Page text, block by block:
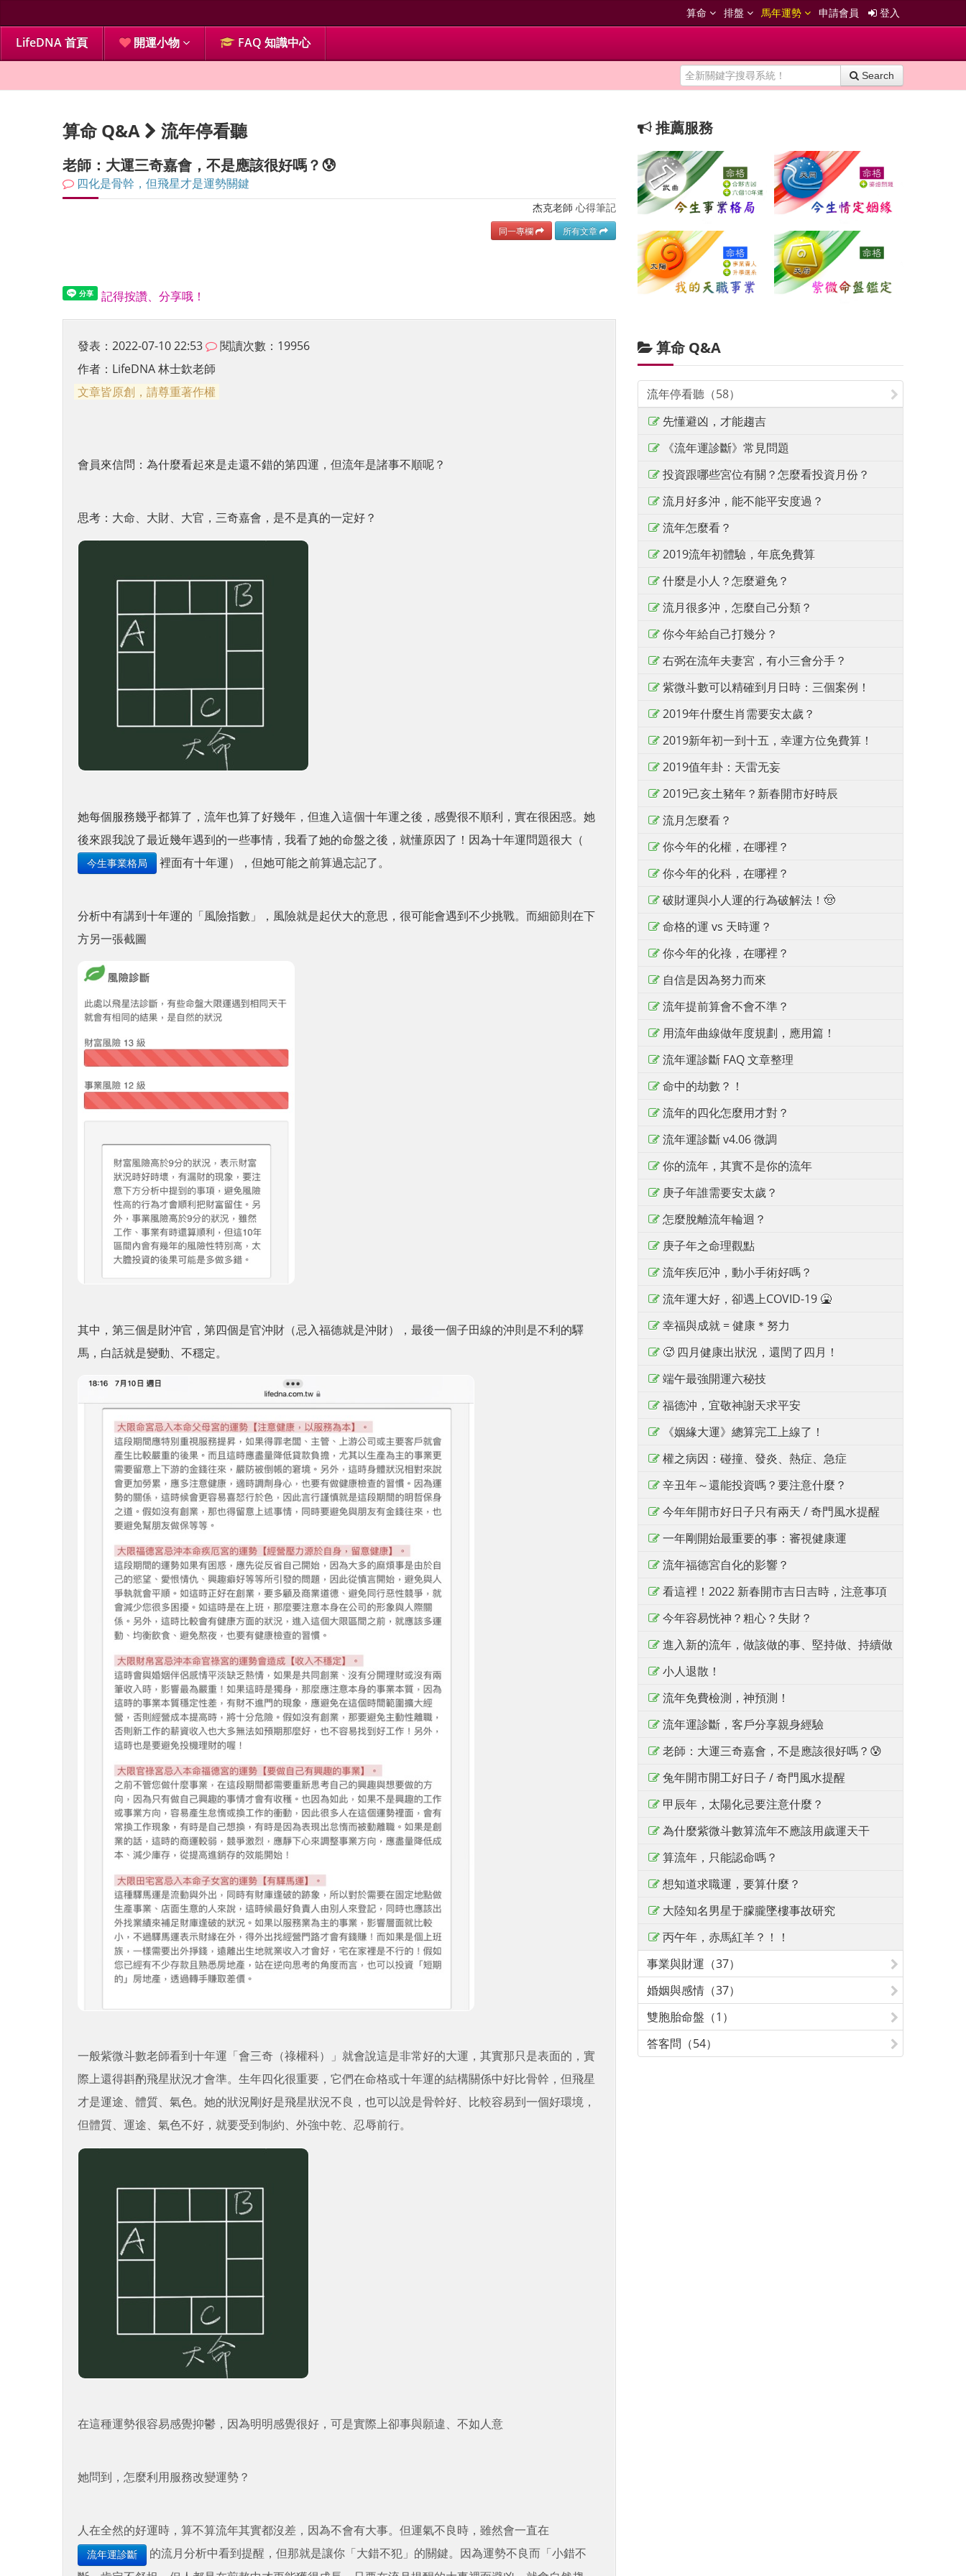
算命 排盤 馬年運勢 申請會員 登入
LifeDNA 首頁 開運小物 FAQ 知識中心
Search
算命 Q&A 流年停看聽
老師：大運三奇嘉會，不是應該很好嗎？😰
四化是骨幹，但飛星才是運勢關鍵
杰克老師 心得筆記
同一專欄 所有文章
記得按讚、分享哦！
發表：2022-07-10 22:53
閱讀次數：19956
作者： LifeDNA 林士欽老師
文章皆原創，請尊重著作權
會員來信問：為什麼看起來是走還不錯的第四運，但流年是諸事不順呢？
思考：大命、大財、大官，三奇嘉會，是不是真的一定好？
她每個服務幾乎都算了，流年也算了好幾年，但進入這個十年運之後，感覺很不順利，實在很困惑。她
後來跟我說了最近幾年遇到的一些事情，我看了她的命盤之後，就懂原因了！因為十年運問題很大（
今生事業格局 裡面有十年運），但她可能之前算過忘記了。
分析中有講到十年運的「風險指數」，風險就是起伏大的意思，很可能會遇到不少挑戰。而細節則在下
方另一張截圖
其中，第三個是財沖官，第四個是官沖財（忌入福德就是沖財），最後一個子田線的沖則是不利的驛
馬，白話就是變動、不穩定。
一般紫微斗數老師看到十年運「會三奇（祿權科）」就會說這是非常好的大運，其實那只是表面的，實
際上還得斟酌飛星狀況才會準。生年四化很重要，它們在命格或十年運的結構關係中好比骨幹，但飛星
才是運途、體質、氣色。她的狀況剛好是飛星狀況不良，也可以說是骨幹好、比較容易到一個好環境，
但體質、運途、氣色不好，就要受到制約、外強中乾、忍辱前行。
在這種運勢很容易感覺抑鬱，因為明明感覺很好，可是實際上卻事與願違、不如人意
她問到，怎麼利用服務改變運勢？
人在全然的好運時，算不算流年其實都沒差，因為不會有大事。但運氣不良時，雖然會一直在
流年運診斷
的流月分析中看到提醒，但那就是讓你「大錯不犯」的關鍵。因為運勢不良而「小錯不
推薦服務
算命 Q&A
流年停看聽（58）
先懂避凶，才能趨吉
《流年運診斷》常見問題
投資跟哪些宮位有關？怎麼看投資月份？
流月好多沖，能不能平安度過？
流年怎麼看？
2019流年初體驗，年底免費算
什麼是小人？怎麼避免？
流月很多沖，怎麼自己分類？
你今年給自己打幾分？
右弼在流年夫妻宮，有小三會分手？
紫微斗數可以精確到月日時：三個案例！
2019年什麼生肖需要安太歲？
2019新年初一到十五，幸運方位免費算！
2019值年卦：天雷无妄
2019己亥土豬年？新春開市好時辰
流月怎麼看？
你今年的化權，在哪裡？
你今年的化科，在哪裡？
破財運與小人運的行為破解法！🤠
命格的運 vs 天時運？
你今年的化祿，在哪裡？
自信是因為努力而來
流年提前算會不會不準？
用流年曲線做年度規劃，應用篇！
流年運診斷 FAQ 文章整理
命中的劫數？！
流年的四化怎麼用才對？
流年運診斷 v4.06 微調
你的流年，其實不是你的流年
庚子年誰需要安太歲？
怎麼脫離流年輪迴？
庚子年之命理觀點
流年疾厄沖，動小手術好嗎？
流年運大好，卻遇上COVID-19 🤮
幸福與成就 = 健康＊努力
🥵 四月健康出狀況，還閏了四月！
端午最強開運六秘技
福德沖，宜敬神謝天求平安
《姻緣大運》總算完工上線了！
權之病因：碰撞、發炎、熱症、急症
辛丑年～還能投資嗎？要注意什麼？
今年年開市好日子只有兩天 / 奇門風水提醒
一年剛開始最重要的事：審視健康運
流年福德宮自化的影響？
看這裡！2022 新春開市吉日吉時，注意事項
今年容易恍神？粗心？失財？
進入新的流年，做該做的事、堅持做、持續做
小人退散！
流年免費檢測，神預測！
流年運診斷，客戶分享親身經驗
老師：大運三奇嘉會，不是應該很好嗎？😰
兔年開市開工好日子 / 奇門風水提醒
甲辰年，太陽化忌要注意什麼？
為什麼紫微斗數算流年不應該用歲運天干
算流年，只能認命嗎？
想知道求職運，要算什麼？
大陸知名男星于朦朧墜樓事故研究
丙午年，赤馬紅羊？！！
事業與財運（37）
婚姻與感情（37）
雙胞胎命盤（1）
答客問（54）